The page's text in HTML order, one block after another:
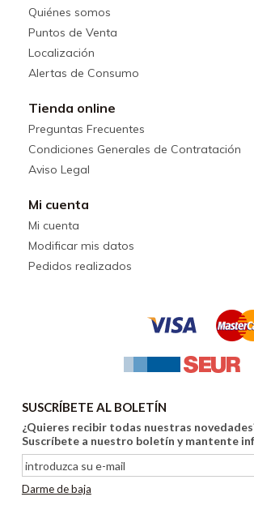
Quiénes somos
Puntos de Venta
Localización
Alertas de Consumo
Tienda online
Preguntas Frecuentes
Condiciones Generales de Contratación
Aviso Legal
Mi cuenta
Mi cuenta
Modificar mis datos
Pedidos realizados
SUSCRÍBETE AL BOLETÍN
¿Quieres recibir todas nuestras
Suscríbete a nuestro boletín y mantente
Darme de baja